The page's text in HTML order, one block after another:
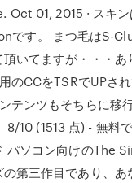
Oct 01, 2015 · スキ
です。 まつ毛はS-
いてますが・・・あ
のCCをTSRでUPさ
テンツもそちらに移
8/10 (1513 点) - 無料
パソコン向けのThe
第三作目であり、あ